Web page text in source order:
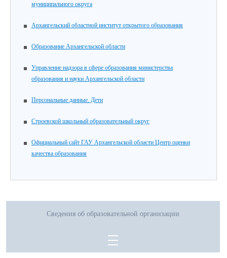
муниципального округа
Архангельский областной институт открытого образования
Образование Архангельской области
Управление надзора в сфере образования министерства
образования и науки Архангельской области
Персональные данные. Дети
Строевской школьный образовательный округ
Официальный сайт ГАУ Архангельской области Центр оценки
качества образования
Сведения об образовательной организации